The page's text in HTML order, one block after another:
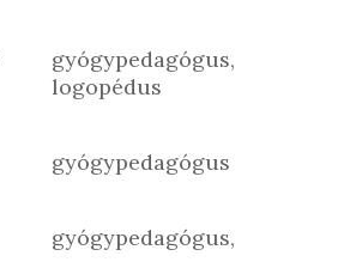
gyógypedagógus,
logopédus
gyógypedagógus
gyógypedagógus,